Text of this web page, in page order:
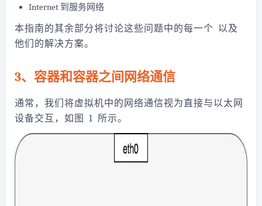
Internet 到服务网络
本指南的其余部分将讨论这些问题中的每一个 以及
他们的解决方案。
3、容器和容器之间网络通信
通常，我们将虚拟机中的网络通信视为直接与以太网
设备交互，如图 1 所示。